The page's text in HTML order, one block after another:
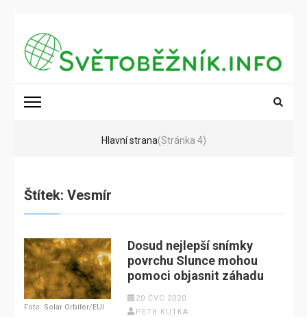
obsah
(stiskněte
Enter)
SVĚTOBĚŽNÍK.INFO
Hlavní strana(Stránka 4)
Štítek: Vesmír
Foto: Solar Orbiter/EUI
Dosud nejlepší snímky
povrchu Slunce mohou
pomoci objasnit záhadu
20 ČVC 2020
PETR KUTKA